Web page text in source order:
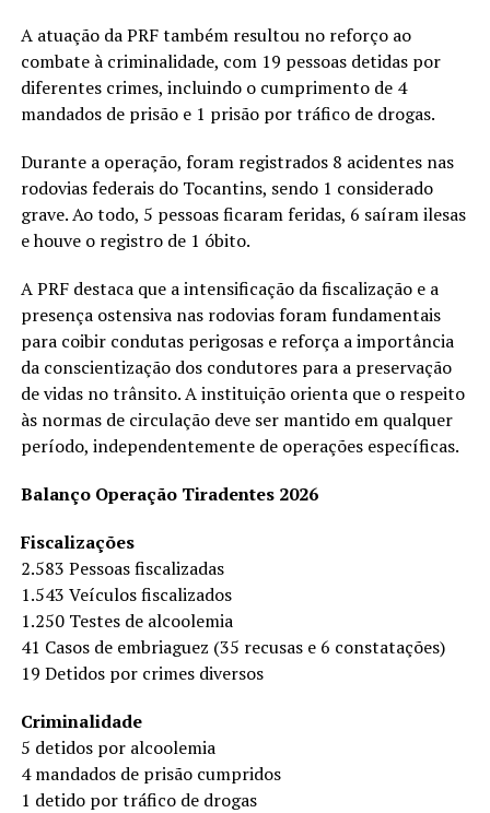
A atuação da PRF também resultou no reforço ao
combate à criminalidade, com 19 pessoas detidas por
diferentes crimes, incluindo o cumprimento de 4
mandados de prisão e 1 prisão por tráfico de drogas.
Durante a operação, foram registrados 8 acidentes nas
rodovias federais do Tocantins, sendo 1 considerado
grave. Ao todo, 5 pessoas ficaram feridas, 6 saíram ilesas
e houve o registro de 1 óbito.
A PRF destaca que a intensificação da fiscalização e a
presença ostensiva nas rodovias foram fundamentais
para coibir condutas perigosas e reforça a importância
da conscientização dos condutores para a preservação
de vidas no trânsito. A instituição orienta que o respeito
às normas de circulação deve ser mantido em qualquer
período, independentemente de operações específicas.
Balanço Operação Tiradentes 2026
Fiscalizações
2.583 Pessoas fiscalizadas
1.543 Veículos fiscalizados
1.250 Testes de alcoolemia
41 Casos de embriaguez (35 recusas e 6 constatações)
19 Detidos por crimes diversos
Criminalidade
5 detidos por alcoolemia
4 mandados de prisão cumpridos
1 detido por tráfico de drogas